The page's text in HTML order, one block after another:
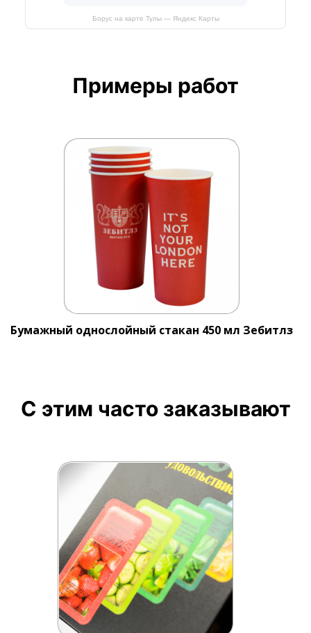
Борус на карте Тулы — Яндекс Карты
Примеры работ
Бумажный однослойный стакан 450 мл Зебитлз
С этим часто заказывают